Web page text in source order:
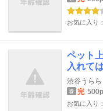
お気に入り
ペット
入れて
渋谷うらら
巻 完
お気に入り